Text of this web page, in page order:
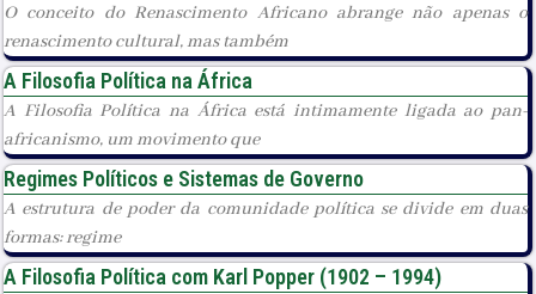
O conceito do Renascimento Africano abrange não apenas o
renascimento cultural, mas também
A Filosofia Política na África
A Filosofia Política na África está intimamente ligada ao pan-
africanismo, um movimento que
Regimes Políticos e Sistemas de Governo
A estrutura de poder da comunidade política se divide em duas
formas: regime
A Filosofia Política com Karl Popper (1902 – 1994)